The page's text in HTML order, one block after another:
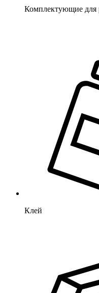
Комплектующие для
Клей